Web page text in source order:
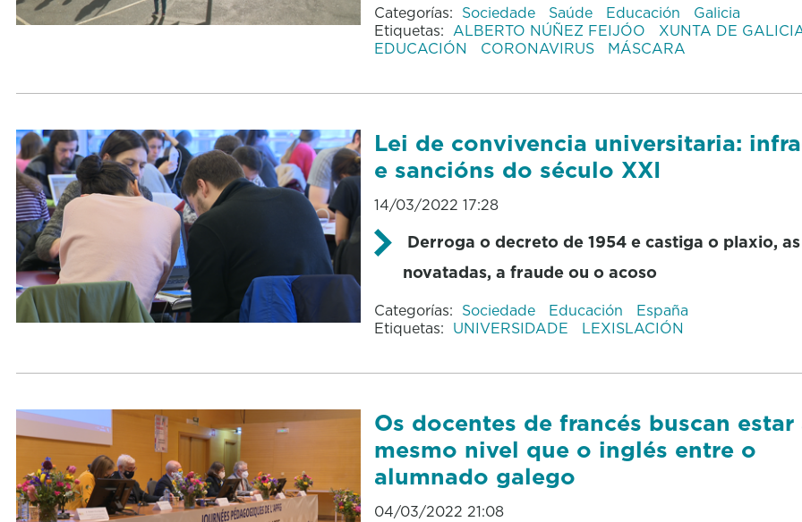
Categorías: Sociedade Saúde Educación
Galicia
Etiquetas: ALBERTO NÚÑEZ FEIJÓO
XUNTA DE
EDUCACIÓN
CORONAVIRUS MÁSCARA
Lei de convivencia universitaria:
e sancións do século XXI
14/03/2022 17:28
Derroga o decreto de 1954 e castiga o plaxio, as
novatadas, a fraude ou o acoso
Categorías: Sociedade Educación
España
Etiquetas: UNIVERSIDADE LEXISLACIÓN
Os docentes de francés buscan estar
mesmo nivel que o inglés entre o
alumnado galego
04/03/2022 21:08